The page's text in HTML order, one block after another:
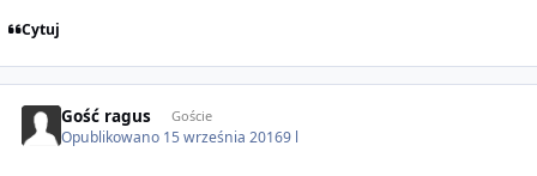
Cytuj
Gość ragus Goście
Opublikowano 15 września 20169 l